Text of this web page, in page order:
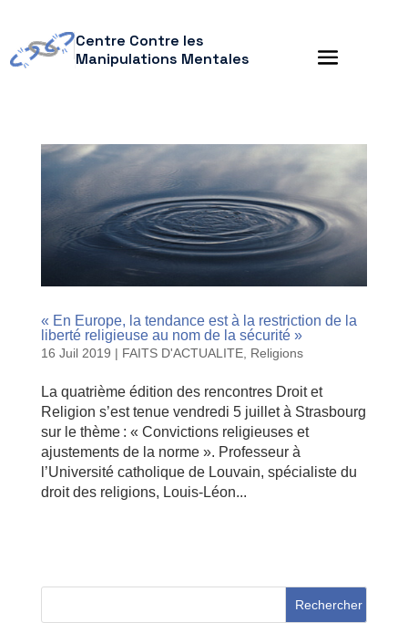
Centre Contre les
Manipulations Mentales
« En Europe, la tendance est à la restriction de la
liberté religieuse au nom de la sécurité »
16 Juil 2019 | FAITS D'ACTUALITE, Religions
La quatrième édition des rencontres Droit et
Religion s’est tenue vendredi 5 juillet à Strasbourg
sur le thème : « Convictions religieuses et
ajustements de la norme ». Professeur à
l’Université catholique de Louvain, spécialiste du
droit des religions, Louis-Léon...